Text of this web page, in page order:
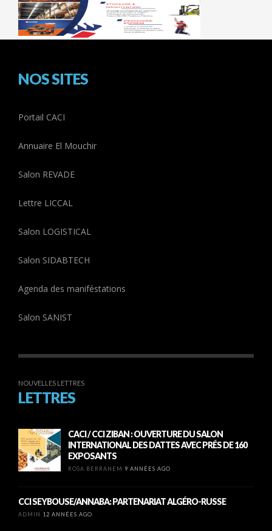
NOS SITES
Portail CACI
Annuaire El Mouchir
Salon REVADE
Lettre LICCAL
Salon LOGISTICAL
Salon SIDABTECH
Agenda des maniféstations
Salon SANIST
NOUVELLES LETTRES
LETTRES
CACI / CCI ZIBAN : OUVERTURE DU SALON
INTERNATIONAL DES DATTES AVEC PRÉS DE 160
EXPOSANTS
ROSA BERRANEM 9 ANNÉES AGO
CCI SEYBOUSE/ANNABA: PARTENARIAT ALGÉRO-RUSSE
ADMIN 12 ANNÉES AGO